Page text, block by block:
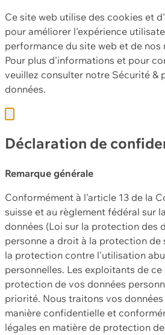
Ce site web utilise des cookies et
pour améliorer l'expérience
performance du site web et de nos
Pour plus d'informations et pour
veuillez consulter notre Sécurité &
données.
Déclaration de
Remarque générale
Conformément à l'article 13 de la
suisse et au règlement fédéral sur
données (Loi sur la protection des
personne a droit à la protection de
la protection contre l'utilisation
personnelles. Les exploitants de
protection de vos données
priorité. Nous traitons vos
manière confidentielle et
légales en matière de protection